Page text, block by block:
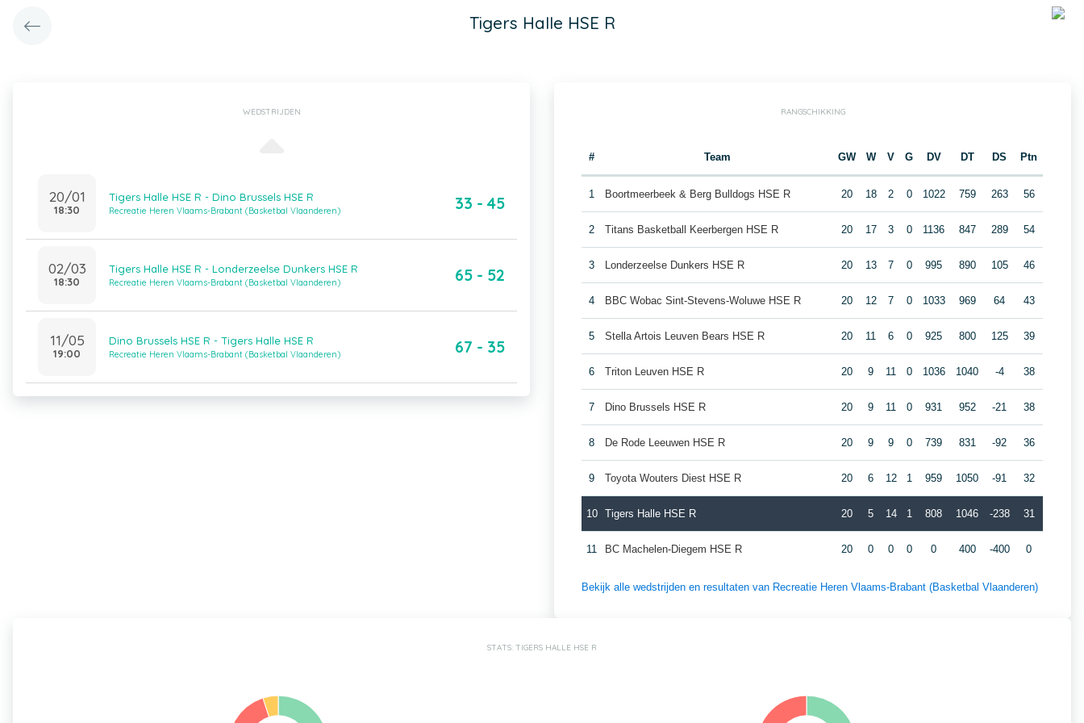
Tigers Halle HSE R
WEDSTRIJDEN
20/01
18:30
Tigers Halle HSE R - Dino Brussels HSE R
Recreatie Heren Vlaams-Brabant (Basketbal Vlaanderen) 33 - 45
02/03
18:30
Tigers Halle HSE R - Londerzeelse Dunkers HSE R
Recreatie Heren Vlaams-Brabant (Basketbal Vlaanderen) 65 - 52
11/05
19:00
Dino Brussels HSE R - Tigers Halle HSE R
Recreatie Heren Vlaams-Brabant (Basketbal Vlaanderen) 67 - 35
RANGSCHIKKING
# Team GW W V G DV DT DS Ptn
1 Boortmeerbeek & Berg Bulldogs HSE R 20 18 2 0 1022 759 263 56
2 Titans Basketball Keerbergen HSE R 20 17 3 0 1136 847 289 54
3 Londerzeelse Dunkers HSE R 20 13 7 0 995 890 105 46
4 BBC Wobac Sint-Stevens-Woluwe HSE R 20 12 7 0 1033 969 64 43
5 Stella Artois Leuven Bears HSE R 20 11 6 0 925 800 125 39
6 Triton Leuven HSE R 20 9 11 0 1036 1040 -4 38
7 Dino Brussels HSE R 20 9 11 0 931 952 -21 38
8 De Rode Leeuwen HSE R 20 9 9 0 739 831 -92 36
9 Toyota Wouters Diest HSE R 20 6 12 1 959 1050 -91 32
10 Tigers Halle HSE R 20 5 14 1 808 1046 -238 31
11 BC Machelen-Diegem HSE R 20 0 0 0 0 400 -400 0
Bekijk alle wedstrijden en resultaten van Recreatie Heren Vlaams-Brabant (Basketbal Vlaanderen)
STATS: TIGERS HALLE HSE R